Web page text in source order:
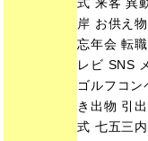
岸 お供え
忘年会 転
レビ SNS
ゴルフコン
き出物 引
式 七五三